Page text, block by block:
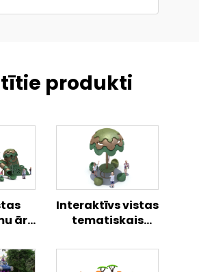
produkti
āra
Interaktīvs vistas
tematiskais
āra bērnu
aktivitāšu centrs